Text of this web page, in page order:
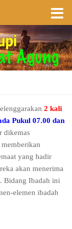
2 kali
Pukul 07.00 dan
dikemas
yang hadir
akan menerima
Bidang Ibadah ini
elemen ibadah